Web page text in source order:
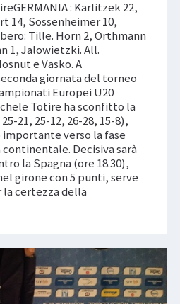
: Karlitzek 22,
14, Sossenheimer 10,
Tille. Horn 2, Orthmann
1, Jalowietzki. All.
e Vasko. A
giornata del torneo
Europei U20
Totire ha sconfitto la
21, 25-12, 26-28, 15-8),
verso la fase
Decisiva sarà
la Spagna (ore 18.30),
girone con 5 punti, serve
la certezza della